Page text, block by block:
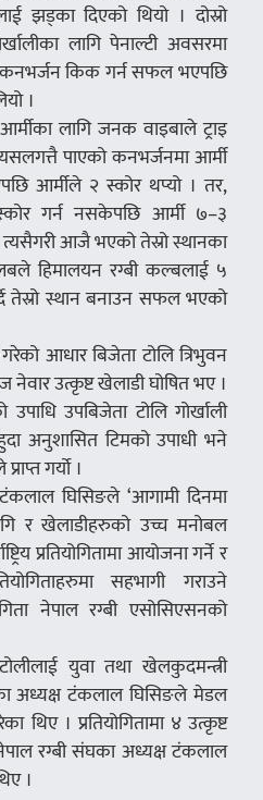
झड्का दिएको थियो । दोस्रो
लागि पेनाल्टी अवसरमा
किक गर्न सफल भएपछि
।
लागि जनक वाइबाले ट्राइ
पाएको कनभर्जनमा आर्मी
आर्मीले २ स्कोर थप्यो । तर,
गर्न नसकेपछि आर्मी ७–३
त्यसैगरी आजै भएको तेस्रो स्थानका
हिमालयन रग्बी कल्बलाई ५
तेस्रो स्थान बनाउन सफल भएको
गरेको आधार बिजेता टोलि त्रिभुवन
नेवार उत्कृष्ट खेलाडी घोषित भए ।
उपबिजेता टोलि गोर्खाली
हुदा अनुशासित टिमको उपाधी भने
गर्यो ।
घिसिङले ‘आगामी दिनमा
र खेलाडीहरुको उच्च मनोबल
प्रतियोगितामा आयोजना गर्ने र
सहभागी गराउने
नेपाल रग्बी एसोसिएसनको
टोलीलाई युवा तथा खेलकुदमन्त्री
अध्यक्ष टंकलाल घिसिङले मेडल
थिए । प्रतियोगितामा ४ उत्कृष्ट
रग्बी संघका अध्यक्ष टंकलाल
।